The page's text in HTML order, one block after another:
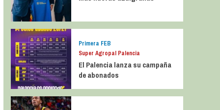
Primera FEB
Super Agropal Palencia
El Palencia lanza su campaña
de abonados